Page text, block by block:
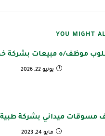
YOU MIGHT
موظف/ه مبيعات بشركة
يونيو 22, 2026
مسوقات ميداني بشركة
مايو 24, 2023